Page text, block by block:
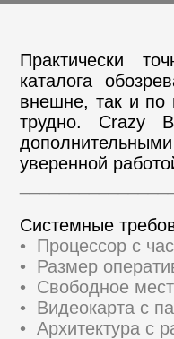
Практически
каталога
внешне, так и по
трудно. Crazy
уверенной
Системные
• Процессор с
• Размер
• Свободное
• Видеокарта с
• Архитектура с